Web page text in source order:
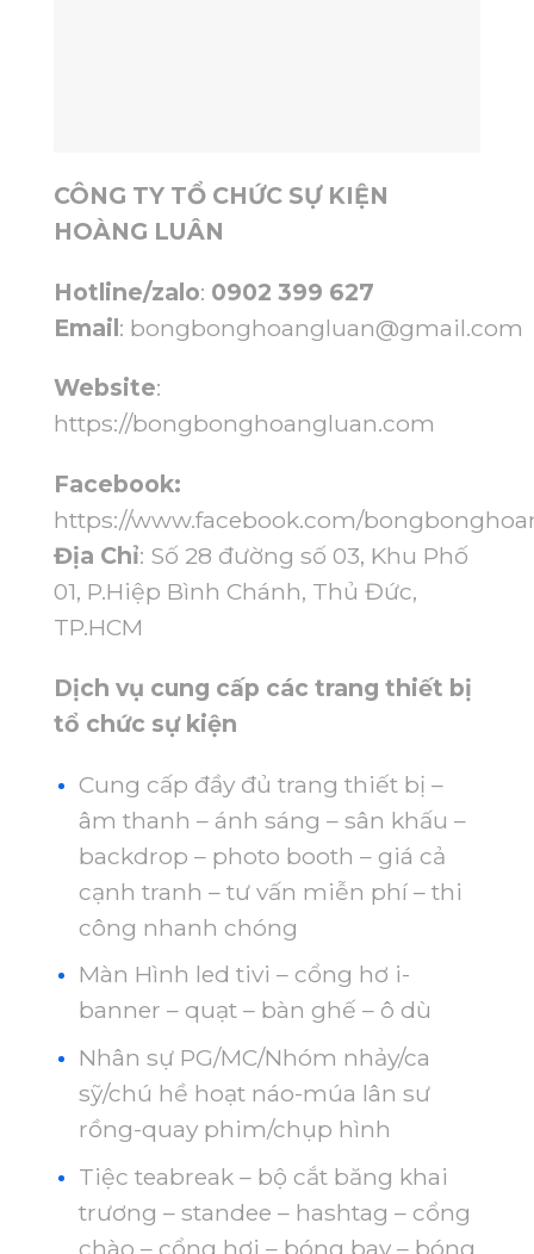
CÔNG TY TỔ CHỨC SỰ KIỆN
HOÀNG LUÂN
Hotline/zalo: 0902 399 627
Email: bongbonghoangluan@gmail.com
Website:
https://bongbonghoangluan.com
Facebook:
https://www.facebook.com/
Địa Chỉ: Số 28 đường số 03, Khu Phố
01, P.Hiệp Bình Chánh, Thủ Đức,
TP.HCM
Dịch vụ cung cấp các trang thiết bị
tổ chức sự kiện
Cung cấp đầy đủ trang thiết bị –
âm thanh – ánh sáng – sân khấu –
backdrop – photo booth – giá cả
cạnh tranh – tư vấn miễn phí – thi
công nhanh chóng
Màn Hình led tivi – cổng hơ i-
banner – quạt – bàn ghế – ô dù
Nhân sự PG/MC/Nhóm nhảy/ca
sỹ/chú hề hoạt náo-múa lân sư
rồng-quay phim/chụp hình
Tiệc teabreak – bộ cắt băng khai
trương – standee – hashtag – cổng
chào – cổng hơi – bóng bay – bóng